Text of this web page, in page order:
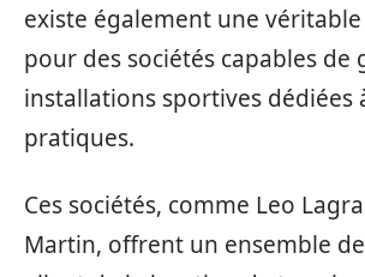
existe également une
pour des sociétés capables de
installations sportives dédiées
pratiques.
Ces sociétés, comme Leo
Martin, offrent un ensemble